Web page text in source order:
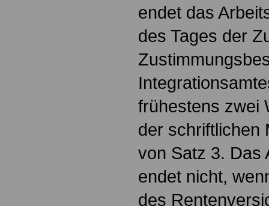
endet das
des Tages der
frühestens zwei
der schriftlichen
von Satz 3. Das
endet nicht,
des